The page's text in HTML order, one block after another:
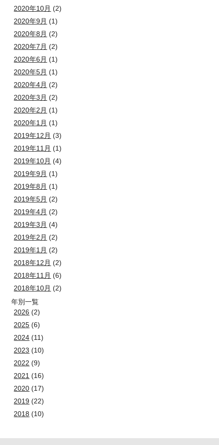
2020年10月 (2)
2020年9月 (1)
2020年8月 (2)
2020年7月 (2)
2020年6月 (1)
2020年5月 (1)
2020年4月 (2)
2020年3月 (2)
2020年2月 (1)
2020年1月 (1)
2019年12月 (3)
2019年11月 (1)
2019年10月 (4)
2019年9月 (1)
2019年8月 (1)
2019年5月 (2)
2019年4月 (2)
2019年3月 (4)
2019年2月 (2)
2019年1月 (2)
2018年12月 (2)
2018年11月 (6)
2018年10月 (2)
年別一覧
2026 (2)
2025 (6)
2024 (11)
2023 (10)
2022 (9)
2021 (16)
2020 (17)
2019 (22)
2018 (10)